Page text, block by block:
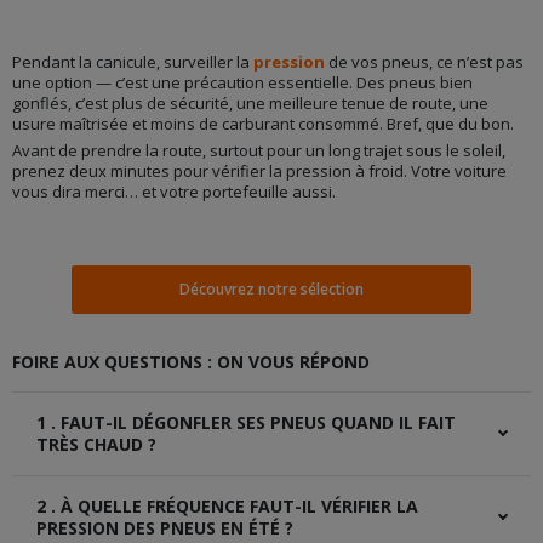
Pendant la canicule, surveiller la pression de vos pneus, ce n’est pas
une option — c’est une précaution essentielle. Des pneus bien
gonflés, c’est plus de sécurité, une meilleure tenue de route, une
usure maîtrisée et moins de carburant consommé. Bref, que du bon.
Avant de prendre la route, surtout pour un long trajet sous le soleil,
prenez deux minutes pour vérifier la pression à froid. Votre voiture
vous dira merci… et votre portefeuille aussi.
Découvrez notre sélection
FOIRE AUX QUESTIONS : ON VOUS RÉPOND
1 . FAUT-IL DÉGONFLER SES PNEUS QUAND IL FAIT
TRÈS CHAUD ?
pneus en été. La pression augmente naturellement avec la
chaleur, mais elle revient à la normale lorsque les pneus
2 . À QUELLE FRÉQUENCE FAUT-IL VÉRIFIER LA
PRESSION DES PNEUS EN ÉTÉ ?